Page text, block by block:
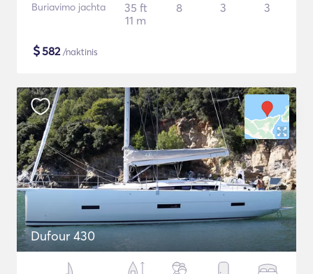
Buriavimo jachta
35 ft
11 m
8 3 3
$582/naktinis
Dufour 430